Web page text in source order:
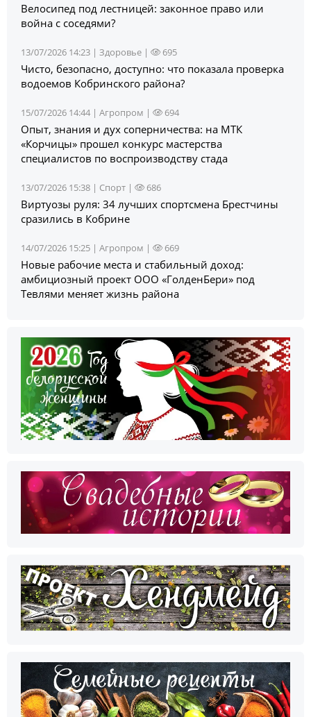
Велосипед под лестницей: законное право или
война с соседями?
13/07/2026 14:23 | Здоровье | 695
Чисто, безопасно, доступно: что показала проверка
водоемов Кобринского района?
15/07/2026 14:44 | Агропром | 694
Опыт, знания и дух соперничества: на МТК
«Корчицы» прошел конкурс мастерства
специалистов по воспроизводству стада
13/07/2026 15:38 | Спорт | 686
Виртуозы руля: 34 лучших спортсмена Брестчины
сразились в Кобрине
14/07/2026 15:25 | Агропром | 669
Новые рабочие места и стабильный доход:
амбициозный проект ООО «ГолденБери» под
Тевлями меняет жизнь района